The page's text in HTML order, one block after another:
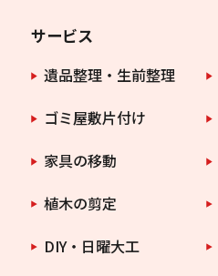
サービス
遺品整理・生前整理
ゴミ屋敷片付け
家具の移動
植木の剪定
DIY・日曜大工